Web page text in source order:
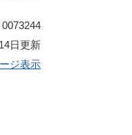
日更新
ジ表示